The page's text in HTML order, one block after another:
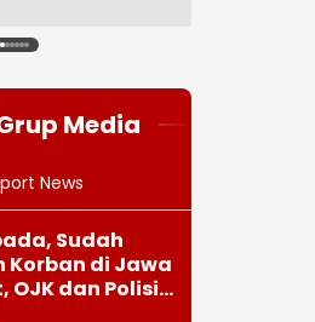
345678
Media
News
Sudah
Korban di Jawa
OJK dan Polisi